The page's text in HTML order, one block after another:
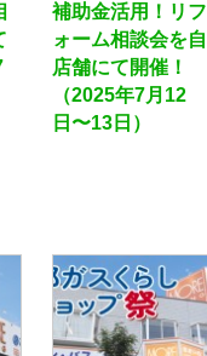
補助金活用！リフ
ォーム相談会を自
店舗にて開催！
（2025年7月12
日〜13日）